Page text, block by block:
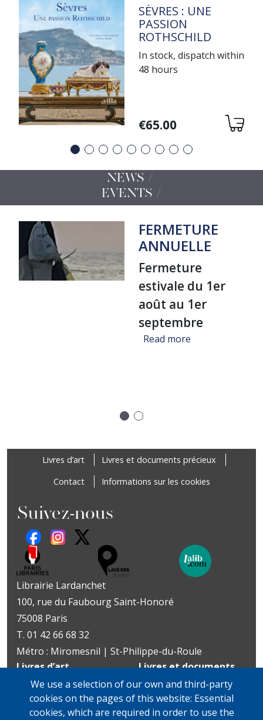
TITRE
SÈVRES : UNE
PASSION
ROTHSCHILD
In stock, dispatch within
48 hours
Variations
€65.00
Précédent
Suivant
NEWS /
EVENTS
FERMETURE
ANNUELLE
Fermeture
estivale du 1er
août au 1er
septembre
Read more
Livres d’art
Livres et documents précieux
Contact
Informations sur les cookies
Suivez-nous
Librairie Lardanchet
100, rue du Faubourg Saint-Honoré
75008 Paris
T. 01 42 66 68 32
Métro : Miromesnil | St-Philippe-du-Roule
Livres d’art
Du mardi au vendredi
10h-19h
samedi
Livres et documents
précieux
Lundi sur rendez-vous
Du mardi au vendredi
We use a selection of our own and third-party
cookies on the pages of this website: Essential
cookies, which are required in order to use the